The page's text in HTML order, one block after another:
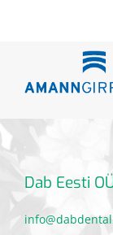
Dab Eesti